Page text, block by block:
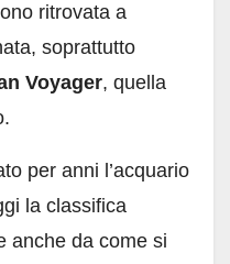
ritrovata a
soprattutto
Voyager, quella
per anni l’acquario
la classifica
anche da come si